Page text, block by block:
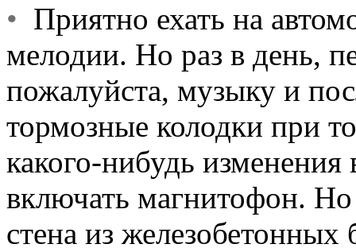
• Приятно ехать на
мелодии. Но раз в день,
пожалуйста, музыку и
тормозные колодки при
какого-нибудь
включать магнитофон. Но
стена из